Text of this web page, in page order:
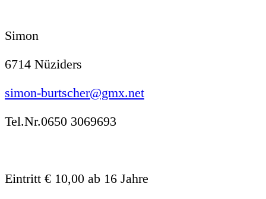
Simon
6714 Nüziders
simon-burtscher@gmx.net
Tel.Nr.0650 3069693
Eintritt € 10,00 ab 16 Jahre